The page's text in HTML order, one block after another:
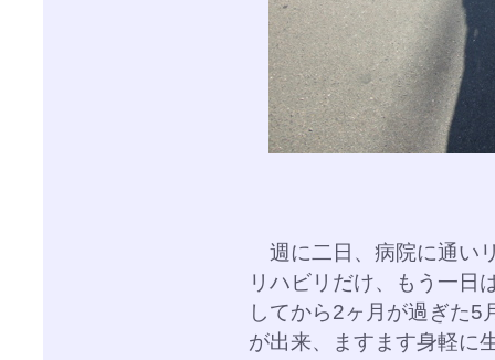
週に二日、病院に通い
リハビリだけ、もう一日
してから2ヶ月が過ぎた5
が出来、ますます身軽に